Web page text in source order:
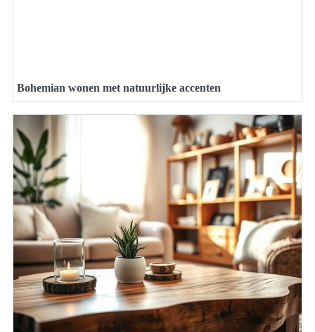
Bohemian wonen met natuurlijke accenten